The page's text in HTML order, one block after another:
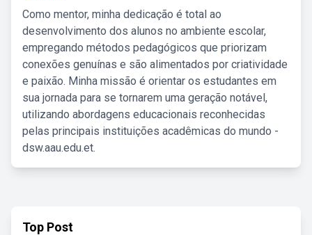
Como mentor, minha dedicação é total ao
desenvolvimento dos alunos no ambiente escolar,
empregando métodos pedagógicos que priorizam
conexões genuínas e são alimentados por criatividade
e paixão. Minha missão é orientar os estudantes em
sua jornada para se tornarem uma geração notável,
utilizando abordagens educacionais reconhecidas
pelas principais instituições acadêmicas do mundo -
dsw.aau.edu.et.
Top Post